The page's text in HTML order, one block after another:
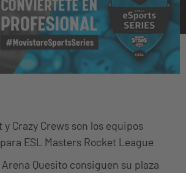
y Crazy Crews son los equipos
ESL Masters Rocket League
Quesito consiguen su plaza